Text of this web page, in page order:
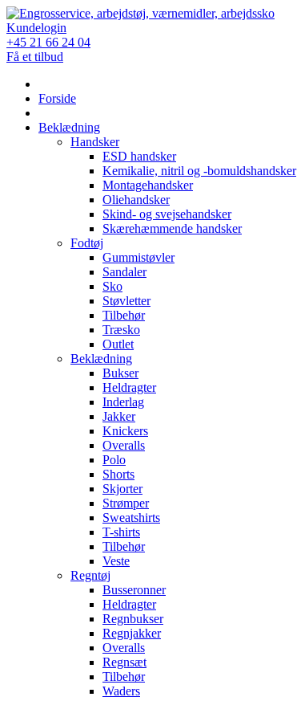
Skip
to
content
Kundelogin
+45 21 66 24 04
Få et tilbud
Forside
Beklædning
Handsker
ESD handsker
Kemikalie, nitril og -bomuldshandsker
Montagehandsker
Oliehandsker
Skind- og svejsehandsker
Skærehæmmende handsker
Fodtøj
Gummistøvler
Sandaler
Sko
Støvletter
Tilbehør
Træsko
Outlet
Beklædning
Bukser
Heldragter
Inderlag
Jakker
Knickers
Overalls
Polo
Shorts
Skjorter
Strømper
Sweatshirts
T-shirts
Tilbehør
Veste
Regntøj
Busseronner
Heldragter
Regnbukser
Regnjakker
Overalls
Regnsæt
Tilbehør
Waders